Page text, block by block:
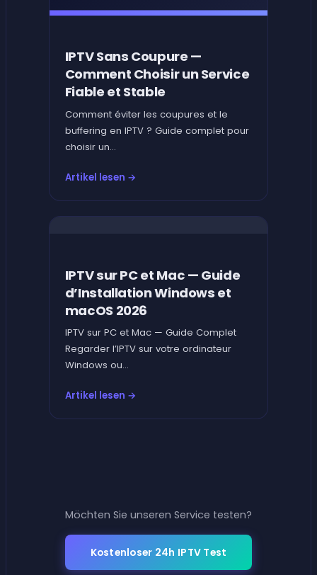
IPTV Sans Coupure —
Comment Choisir un Service
Fiable et Stable
Comment éviter les coupures et le
buffering en IPTV ? Guide complet pour
choisir un...
Artikel lesen →
IPTV sur PC et Mac — Guide
d’Installation Windows et
macOS 2026
IPTV sur PC et Mac — Guide Complet
Regarder l’IPTV sur votre ordinateur
Windows ou...
Artikel lesen →
Möchten Sie unseren Service testen?
Kostenloser 24h IPTV Test